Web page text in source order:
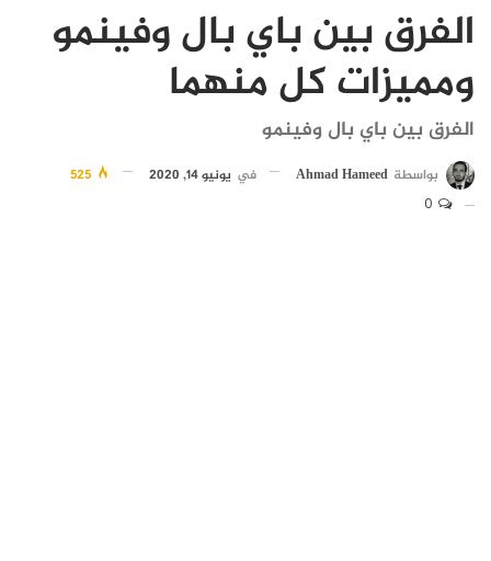
الفرق بين باي بال وفينمو
ومميزات كل منهما
الفرق بين باي بال وفينمو
بواسطة Ahmad Hameed في يونيو 14, 2020